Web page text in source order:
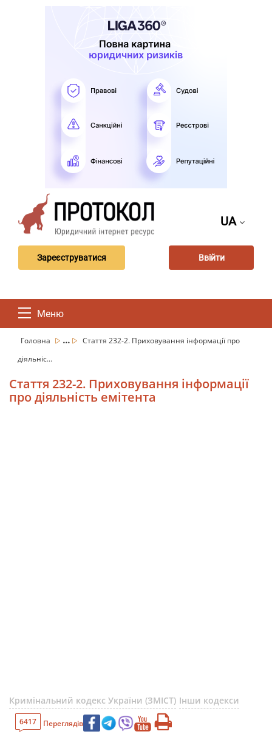
UA
Зареєструватися Ввійти
Меню
Головна ...
Стаття 232-2. Приховування інформації про
діяльніс...
Стаття 232-2. Приховування інформації
про діяльність емітента
Кримінальний кодекс України (ЗМІСТ) Інши кодекси
6417 Переглядів